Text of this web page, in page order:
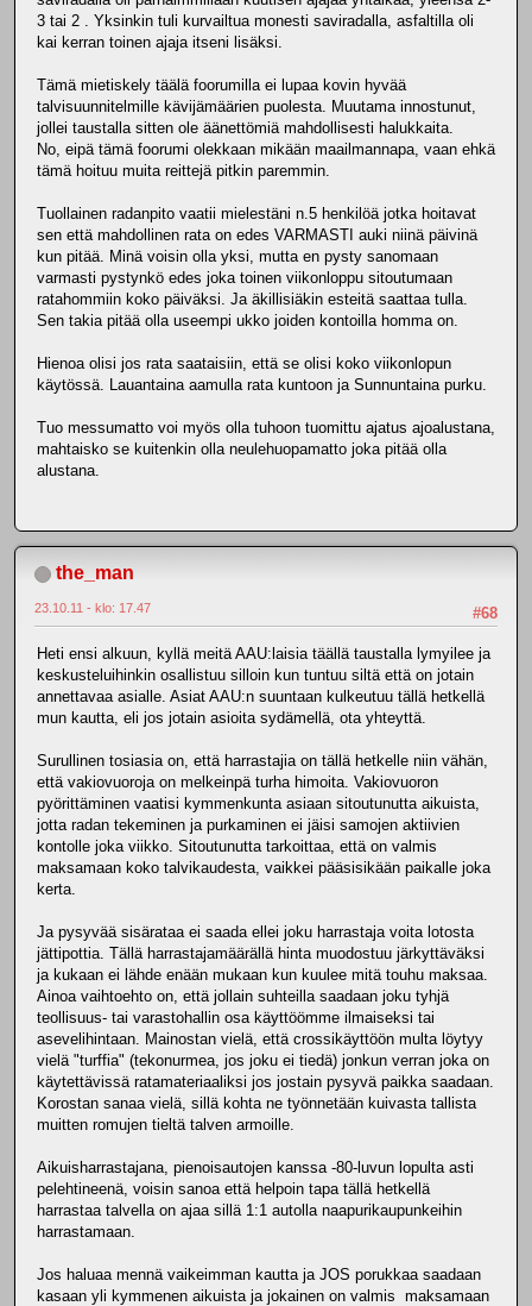
3 tai 2 . Yksinkin tuli kurvailtua monesti saviradalla, asfaltilla oli
kai kerran toinen ajaja itseni lisäksi.
Tämä mietiskely täälä foorumilla ei lupaa kovin hyvää
talvisuunnitelmille kävijämäärien puolesta. Muutama innostunut,
jollei taustalla sitten ole äänettömiä mahdollisesti halukkaita.
No, eipä tämä foorumi olekkaan mikään maailmannapa, vaan ehkä
tämä hoituu muita reittejä pitkin paremmin.
Tuollainen radanpito vaatii mielestäni n.5 henkilöä jotka hoitavat
sen että mahdollinen rata on edes VARMASTI auki niinä päivinä
kun pitää. Minä voisin olla yksi, mutta en pysty sanomaan
varmasti pystynkö edes joka toinen viikonloppu sitoutumaan
ratahommiin koko päiväksi. Ja äkillisiäkin esteitä saattaa tulla.
Sen takia pitää olla useempi ukko joiden kontoilla homma on.
Hienoa olisi jos rata saataisiin, että se olisi koko viikonlopun
käytössä. Lauantaina aamulla rata kuntoon ja Sunnuntaina purku.
Tuo messumatto voi myös olla tuhoon tuomittu ajatus ajoalustana,
mahtaisko se kuitenkin olla neulehuopamatto joka pitää olla
alustana.
the_man
#68
23.10.11 - klo: 17.47
Heti ensi alkuun, kyllä meitä AAU:laisia täällä taustalla lymyilee ja
keskusteluihinkin osallistuu silloin kun tuntuu siltä että on jotain
annettavaa asialle. Asiat AAU:n suuntaan kulkeutuu tällä hetkellä
mun kautta, eli jos jotain asioita sydämellä, ota yhteyttä.
Surullinen tosiasia on, että harrastajia on tällä hetkelle niin vähän,
että vakiovuoroja on melkeinpä turha himoita. Vakiovuoron
pyörittäminen vaatisi kymmenkunta asiaan sitoutunutta aikuista,
jotta radan tekeminen ja purkaminen ei jäisi samojen aktiivien
kontolle joka viikko. Sitoutunutta tarkoittaa, että on valmis
maksamaan koko talvikaudesta, vaikkei pääsisikään paikalle joka
kerta.
Ja pysyvää sisärataa ei saada ellei joku harrastaja voita lotosta
jättipottia. Tällä harrastajamäärällä hinta muodostuu järkyttäväksi
ja kukaan ei lähde enään mukaan kun kuulee mitä touhu maksaa.
Ainoa vaihtoehto on, että jollain suhteilla saadaan joku tyhjä
teollisuus- tai varastohallin osa käyttöömme ilmaiseksi tai
asevelihintaan. Mainostan vielä, että crossikäyttöön multa löytyy
vielä "turffia" (tekonurmea, jos joku ei tiedä) jonkun verran joka on
käytettävissä ratamateriaaliksi jos jostain pysyvä paikka saadaan.
Korostan sanaa vielä, sillä kohta ne työnnetään kuivasta tallista
muitten romujen tieltä talven armoille.
Aikuisharrastajana, pienoisautojen kanssa -80-luvun lopulta asti
pelehtineenä, voisin sanoa että helpoin tapa tällä hetkellä
harrastaa talvella on ajaa sillä 1:1 autolla naapurikaupunkeihin
harrastamaan.
Jos haluaa mennä vaikeimman kautta ja JOS porukkaa saadaan
kasaan yli kymmenen aikuista ja jokainen on valmis maksamaan